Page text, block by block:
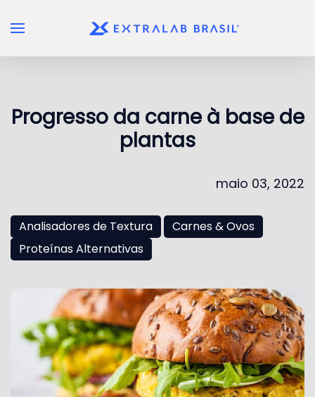
Skip to main content
Progresso da carne à base de
plantas
maio 03, 2022
Analisadores de Textura
Carnes & Ovos
Proteínas Alternativas